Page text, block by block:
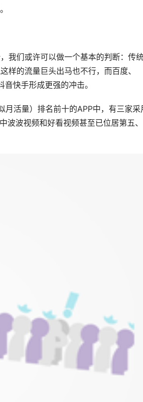
我们或许可以做一个基本的判断：传
样的流量巨头出马也不行，而百度、
快手形成更强的冲击。
活量）排名前十的APP中，有三家采
波视频和好看视频甚至已位居第五